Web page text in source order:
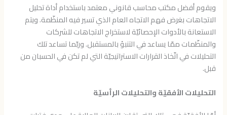
ويقوم أفضل مكتب محاسب قانوني معتمد باستخدام أداة تحليل
الاتجاهات بغرض فهم الاتجاه العام الذي تسير فيه المنظّمة. ويتم
الاستعانة بالأدوات الإحصائيّة لاستخراج الاتجاهات للشركات
والمنظّمات ممّا يساعد في التنبؤ بالمستقبل. وربّما تساعد تلك
التحليلات في اتّخاذ القرارات الاستراتيجيّة التي لم تكن في الحسبان من
قبل.
التحليلات الأفقيّة والتحليلات الرأسيّة